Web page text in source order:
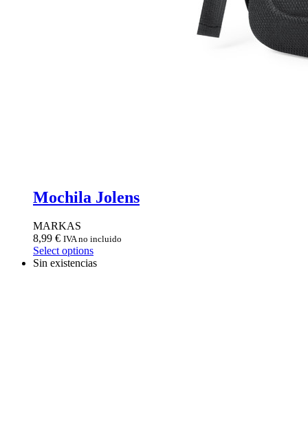
Mochila Jolens
MARKAS
8,99 € IVA no incluido
Select options
Sin existencias